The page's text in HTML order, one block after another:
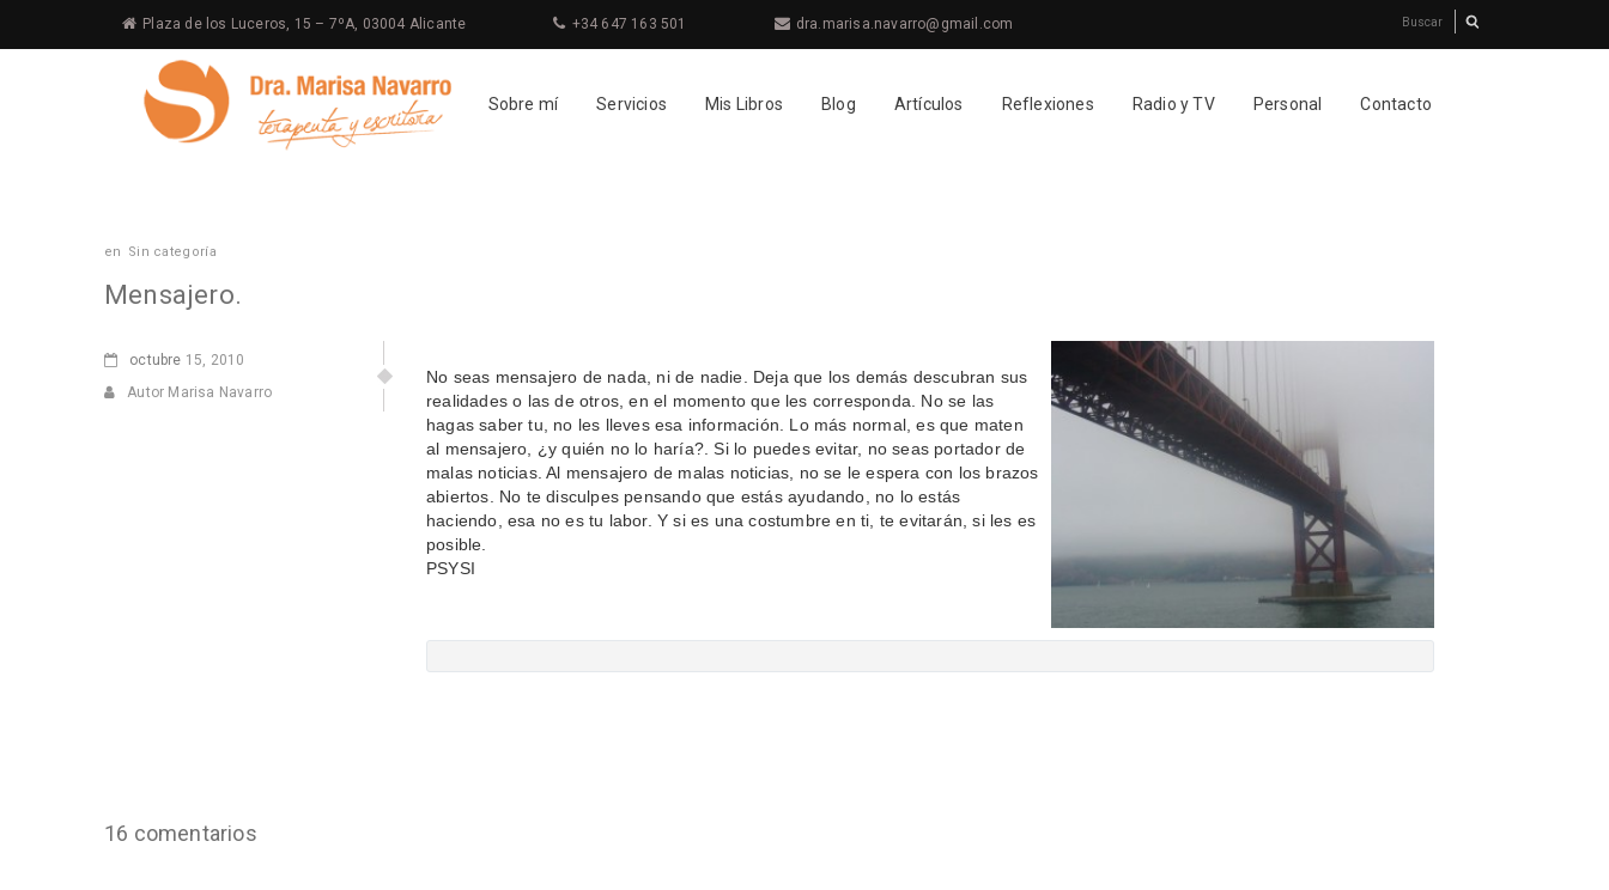
Plaza de los Luceros, 15 – 7ºA, 03004 Alicante +34 647 163 501 dra.marisa.navarro@gmail.com
Sobre mí Servicios Mis Libros Blog Artículos Reflexiones Radio y TV Personal Contacto
en Sin categoría
Mensajero.
octubre 15, 2010
Autor Marisa Navarro
No seas mensajero de nada, ni de nadie. Deja que los demás descubran sus
realidades o las de otros, en el momento que les corresponda. No se las
hagas saber tu, no les lleves esa información. Lo más normal, es que maten
al mensajero, ¿y quién no lo haría?. Si lo puedes evitar, no seas portador de
malas noticias. Al mensajero de malas noticias, no se le espera con los brazos
abiertos. No te disculpes pensando que estás ayudando, no lo estás
haciendo, esa no es tu labor. Y si es una costumbre en ti, te evitarán, si les es
posible.
PSYSI
16 comentarios